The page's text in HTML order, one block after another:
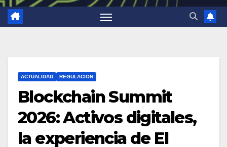
ACTUALIDAD REGULACION
Blockchain Summit
2026: Activos digitales,
la experiencia de El